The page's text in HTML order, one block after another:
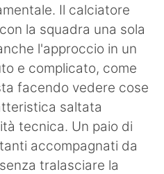
Il calciatore
la squadra una sola
l'approccio in un
e complicato, come
facendo vedere cose
saltata
tecnica. Un paio di
accompagnati da
tralasciare la